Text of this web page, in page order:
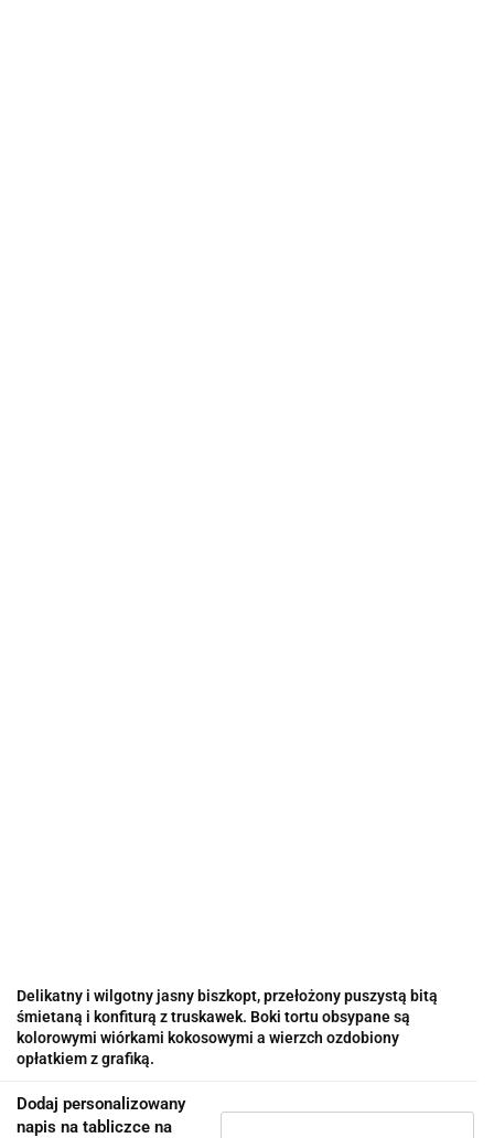
Delikatny i wilgotny jasny biszkopt, przełożony puszystą bitą
śmietaną i konfiturą z truskawek. Boki tortu obsypane są
kolorowymi wiórkami kokosowymi a wierzch ozdobiony
opłatkiem z grafiką.
Dodaj personalizowany
napis na tabliczce na